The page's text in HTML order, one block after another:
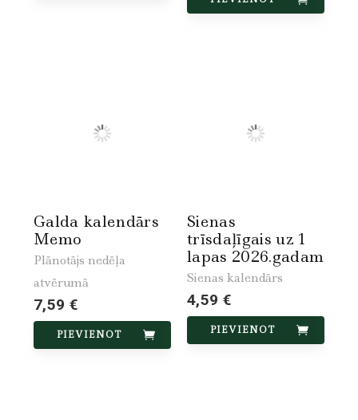
Galda kalendārs
Memo
Plānotājs nedēļa
atvērumā
7,59 €
PIEVIENOT
Sienas
trīsdaļīgais uz 1
lapas 2026.gadam
Sienas kalendārs
4,59 €
PIEVIENOT